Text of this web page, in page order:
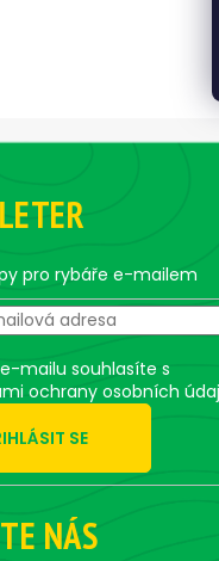
pro rybáře e-mailem
mailu souhlasíte s
ochrany osobních
SE
NÁS